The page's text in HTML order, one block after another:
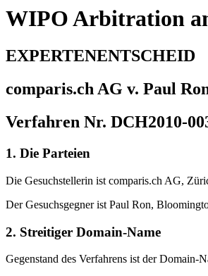
WIPO Arbitration
EXPERTENENTSCHEID
comparis.ch AG v. Paul
Verfahren Nr. DCH2010-
1. Die Parteien
Die Gesuchstellerin ist comparis.ch AG,
Der Gesuchsgegner ist Paul Ron,
2. Streitiger Domain-Name
Gegenstand des Verfahrens ist der Domain-